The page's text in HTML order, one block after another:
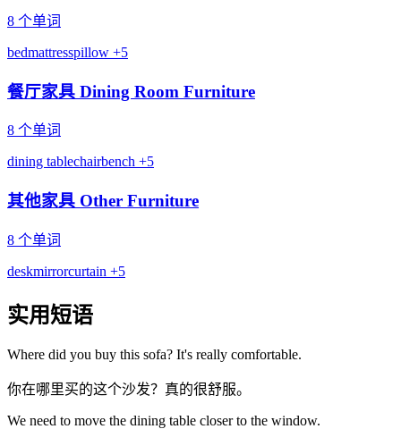
8 个单词
bedmattresspillow +5
餐厅家具 Dining Room Furniture
8 个单词
dining tablechairbench +5
其他家具 Other Furniture
8 个单词
deskmirrorcurtain +5
实用短语
Where did you buy this sofa? It's really comfortable.
你在哪里买的这个沙发？真的很舒服。
We need to move the dining table closer to the window.